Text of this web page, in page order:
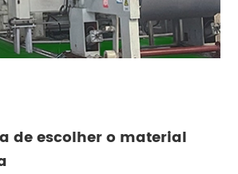
de escolher o material